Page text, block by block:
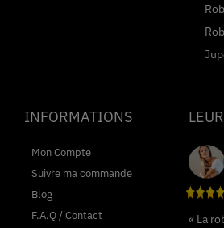
INFORMATIONS
Mon Compte
Suivre ma commande
Blog
F.A.Q / Contact
« La